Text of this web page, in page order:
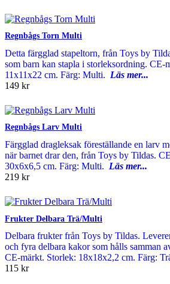
Regnbågs Torn Multi
Detta färgglad stapeltorn, från Toys by
som barn kan stapla i storleksordning. CE-
11x11x22 cm. Färg: Multi. Läs mer...
149 kr
Regnbågs Larv Multi
Färgglad dragleksak föreställande en larv
när barnet drar den, från Toys by Tildas.
30x6x6,5 cm. Färg: Multi. Läs mer...
219 kr
Frukter Delbara Trä/Multi
Delbara frukter från Toys by Tildas.
och fyra delbara kakor som hålls samman
CE-märkt. Storlek: 18x18x2,2 cm. Färg:
115 kr